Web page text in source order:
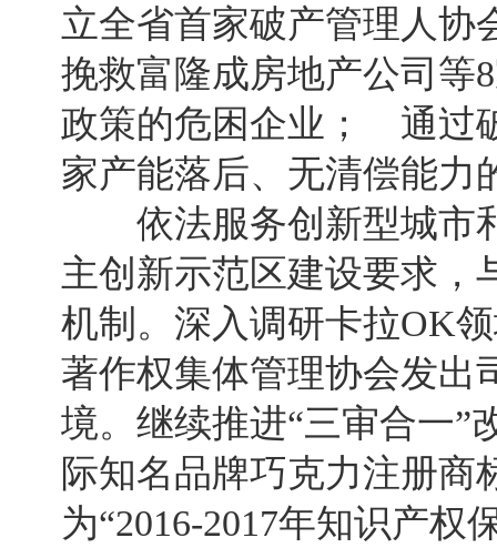
立全省首家破产管理人协
挽救富隆成房地产公司等
政策的危困企业； 通过
家产能落后、无清偿能力
依法服务创新型城市
主创新示范区建设要求，
机制。深入调研卡拉OK
著作权集体管理协会发出
境。继续推进“三审合一”
际知名品牌巧克力注册商
为“2016-2017年知识产权